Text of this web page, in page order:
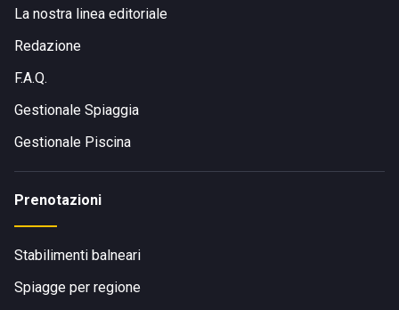
La nostra linea editoriale
Redazione
F.A.Q.
Gestionale Spiaggia
Gestionale Piscina
Prenotazioni
Stabilimenti balneari
Spiagge per regione